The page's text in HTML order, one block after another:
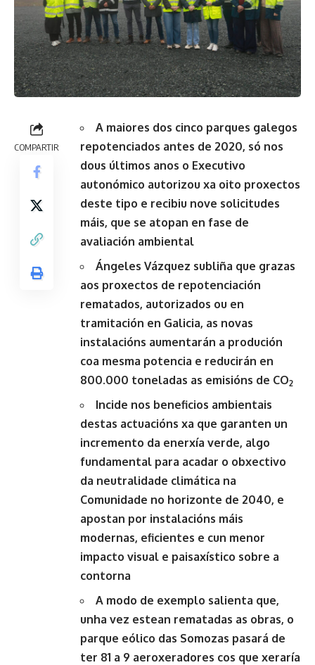
COMPARTIR
A maiores dos cinco parques galegos
repotenciados antes de 2020, só nos
dous últimos anos o Executivo
autonómico autorizou xa oito proxectos
deste tipo e recibiu nove solicitudes
máis, que se atopan en fase de
avaliación ambiental
Ángeles Vázquez subliña que grazas
aos proxectos de repotenciación
rematados, autorizados ou en
tramitación en Galicia, as novas
instalacións aumentarán a produción
coa mesma potencia e reducirán en
800.000 toneladas as emisións de CO2
Incide nos beneficios ambientais
destas actuacións xa que garanten un
incremento da enerxía verde, algo
fundamental para acadar o obxectivo
da neutralidade climática na
Comunidade no horizonte de 2040, e
apostan por instalacións máis
modernas, eficientes e cun menor
impacto visual e paisaxístico sobre a
contorna
A modo de exemplo salienta que,
unha vez estean rematadas as obras, o
parque eólico das Somozas pasará de
ter 81 a 9 aeroxeradores cos que xeraría